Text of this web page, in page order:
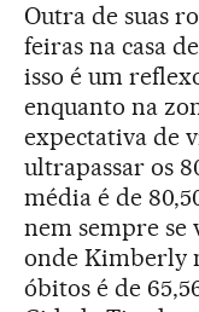
Outra de suas
feiras na casa
isso é um
enquanto na
expectativa de
ultrapassar os
média é de
nem sempre
onde Kimberly
óbitos é de